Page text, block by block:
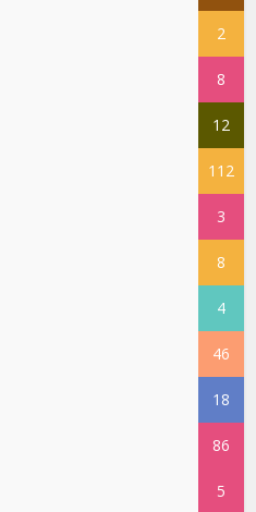
2
8
12
112
3
8
4
46
18
86
5